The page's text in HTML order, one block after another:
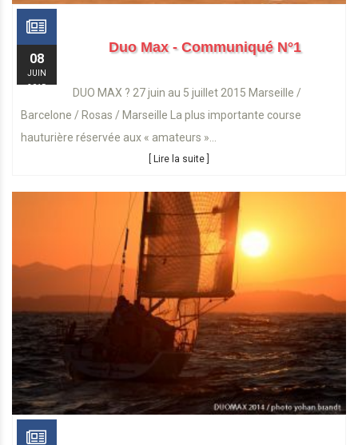
08
JUIN
2015
Duo Max - Communiqué N°1
DUO MAX ? 27 juin au 5 juillet 2015 Marseille /
Barcelone / Rosas / Marseille La plus importante course
hauturière réservée aux « amateurs »...
[ Lire la suite ]